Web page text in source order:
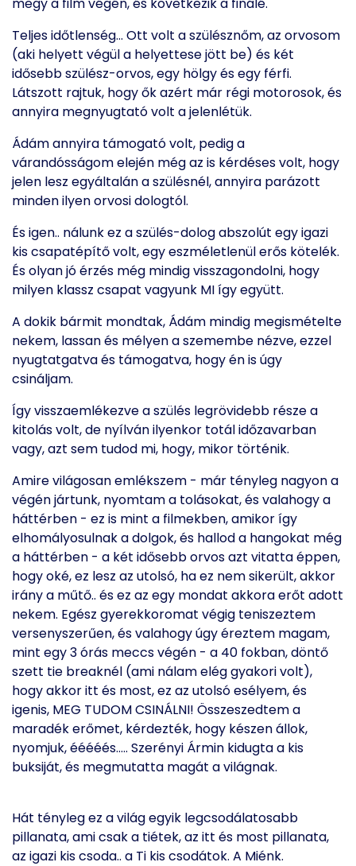
Teljes időtlenség… Ott volt a szülésznőm, az orvosom
(aki helyett végül a helyettese jött be) és két
idősebb szülész-orvos, egy hölgy és egy férfi.
Látszott rajtuk, hogy ők azért már régi motorosok, és
annyira megnyugtató volt a jelenlétük.
Ádám annyira támogató volt, pedig a
várandósságom elején még az is kérdéses volt, hogy
jelen lesz egyáltalán a szülésnél, annyira parázott
minden ilyen orvosi dologtól.
És igen.. nálunk ez a szülés-dolog abszolút egy igazi
kis csapatépítő volt, egy eszméletlenül erős kötelék.
És olyan jó érzés még mindig visszagondolni, hogy
milyen klassz csapat vagyunk MI így együtt.
A dokik bármit mondtak, Ádám mindig megismételte
nekem, lassan és mélyen a szemembe nézve, ezzel
nyugtatgatva és támogatva, hogy én is úgy
csináljam.
Így visszaemlékezve a szülés legrövidebb része a
kitolás volt, de nyílván ilyenkor totál időzavarban
vagy, azt sem tudod mi, hogy, mikor történik.
Amire világosan emlékszem - már tényleg nagyon a
végén jártunk, nyomtam a tolásokat, és valahogy a
háttérben - ez is mint a filmekben, amikor így
elhomályosulnak a dolgok, és hallod a hangokat még
a háttérben - a két idősebb orvos azt vitatta éppen,
hogy oké, ez lesz az utolsó, ha ez nem sikerült, akkor
irány a műtő.. és ez az egy mondat akkora erőt adott
nekem. Egész gyerekkoromat végig teniszeztem
versenyszerűen, és valahogy úgy éreztem magam,
mint egy 3 órás meccs végén - a 40 fokban, döntő
szett tie breaknél (ami nálam elég gyakori volt),
hogy akkor itt és most, ez az utolsó esélyem, és
igenis, MEG TUDOM CSINÁLNI! Összeszedtem a
maradék erőmet, kérdezték, hogy készen állok,
nyomjuk, ééééés….. Szerényi Ármin kidugta a kis
buksiját, és megmutatta magát a világnak.
Hát tényleg ez a világ egyik legcsodálatosabb
pillanata, ami csak a tiétek, az itt és most pillanata,
az igazi kis csoda.. a Ti kis csodátok. A Miénk.